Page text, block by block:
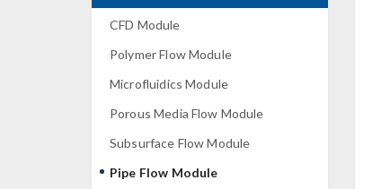
CFD Module
Polymer Flow Module
Microfluidics Module
Porous Media Flow Module
Subsurface Flow Module
Pipe Flow Module